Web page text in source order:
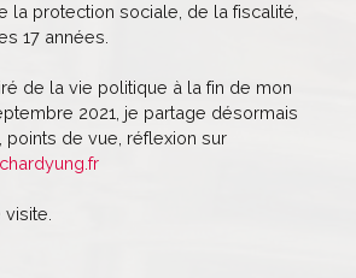
la protection sociale, de la fiscalité,
17 années.
de la vie politique à la fin de mon
2021, je partage désormais
points de vue, réflexion sur